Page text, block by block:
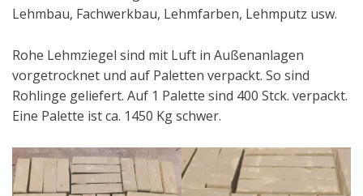
Lehmbau, Fachwerkbau, Lehmfarben, Lehmputz usw.
Rohe Lehmziegel sind mit Luft in Außenanlagen
vorgetrocknet und auf Paletten verpackt. So sind
Rohlinge geliefert. Auf 1 Palette sind 400 Stck. verpackt.
Eine Palette ist ca. 1450 Kg schwer.